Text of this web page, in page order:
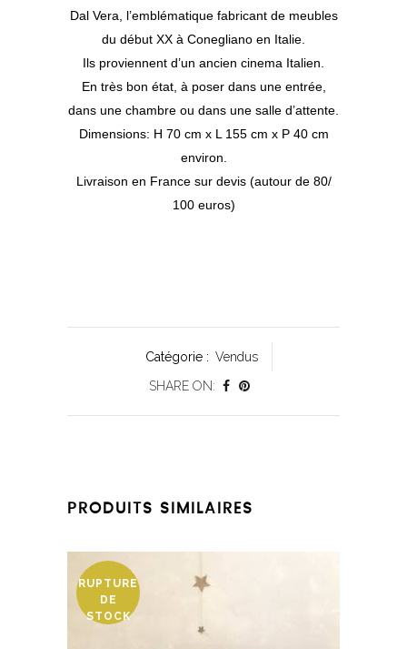
Dal Vera, l’emblématique fabricant de meubles
du début XX à Conegliano en Italie.
Ils proviennent d’un ancien cinema Italien.
En très bon état, à poser dans une entrée,
dans une chambre ou dans une salle d’attente.
Dimensions: H 70 cm x L 155 cm x P 40 cm
environ.
Livraison en France sur devis (autour de 80/
100 euros)
Catégorie : Vendus
SHARE ON:
PRODUITS SIMILAIRES
RUPTURE
DE
STOCK